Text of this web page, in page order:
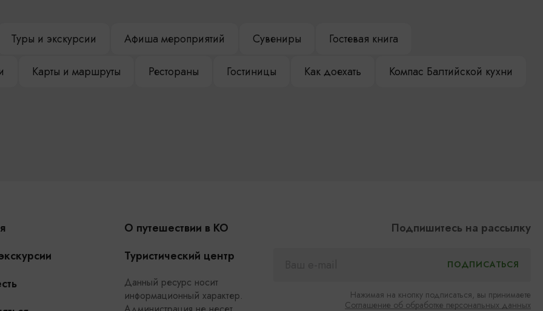
Туры и экскурсии Афиша мероприятий Сувениры Гостевая книга
Карты и маршруты Рестораны Гостиницы Как доехать Компас Балтийской кухни
О путешествии в КО
Туристический центр
Данный ресурс носит
информационный характер.
Подпишитесь на рассылку
Нажимая на кнопку подписаться, вы принимаете
Соглашение об обработке персональных данных